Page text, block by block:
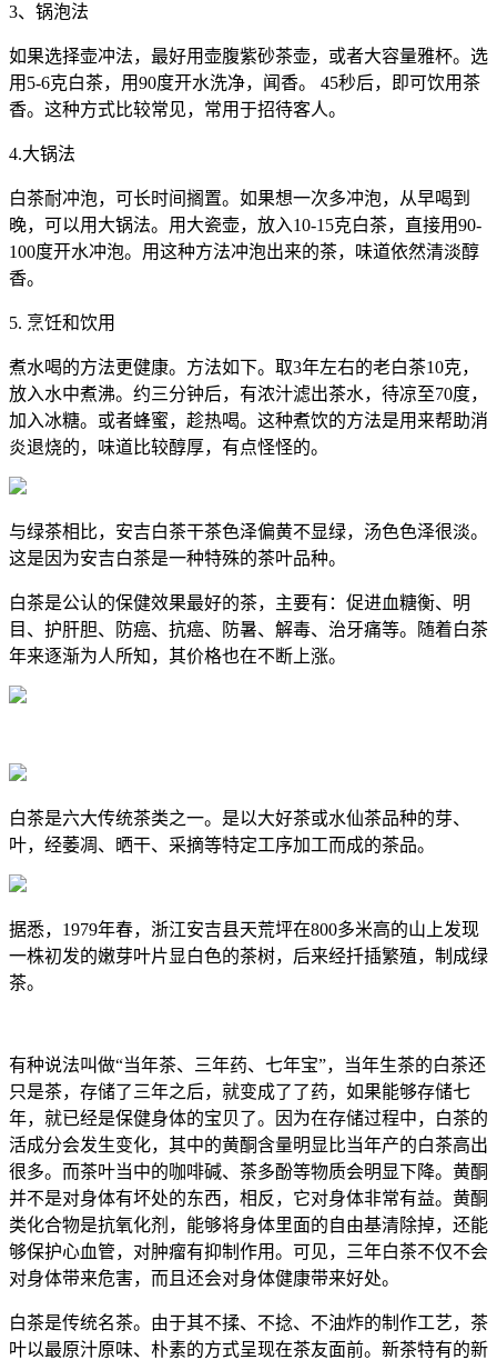
3、锅泡法
如果选择壶冲法，最好用壶腹紫砂茶壶，或者大容量雅杯。选
用5-6克白茶，用90度开水洗净，闻香。 45秒后，即可饮用茶
香。这种方式比较常见，常用于招待客人。
4.大锅法
白茶耐冲泡，可长时间搁置。如果想一次多冲泡，从早喝到
晚，可以用大锅法。用大瓷壶，放入10-15克白茶，直接用90-
100度开水冲泡。用这种方法冲泡出来的茶，味道依然清淡醇
香。
5. 烹饪和饮用
煮水喝的方法更健康。方法如下。取3年左右的老白茶10克，
放入水中煮沸。约三分钟后，有浓汁滤出茶水，待凉至70度，
加入冰糖。或者蜂蜜，趁热喝。这种煮饮的方法是用来帮助消
炎退烧的，味道比较醇厚，有点怪怪的。
与绿茶相比，安吉白茶干茶色泽偏黄不显绿，汤色色泽很淡。
这是因为安吉白茶是一种特殊的茶叶品种。
白茶是公认的保健效果最好的茶，主要有：促进血糖衡、明
目、护肝胆、防癌、抗癌、防暑、解毒、治牙痛等。随着白茶
年来逐渐为人所知，其价格也在不断上涨。
白茶是六大传统茶类之一。是以大好茶或水仙茶品种的芽、
叶，经萎凋、晒干、采摘等特定工序加工而成的茶品。
据悉，1979年春，浙江安吉县天荒坪在800多米高的山上发现
一株初发的嫩芽叶片显白色的茶树，后来经扦插繁殖，制成绿
茶。
有种说法叫做“当年茶、三年药、七年宝”，当年生茶的白茶还
只是茶，存储了三年之后，就变成了了药，如果能够存储七
年，就已经是保健身体的宝贝了。因为在存储过程中，白茶的
活成分会发生变化，其中的黄酮含量明显比当年产的白茶高出
很多。而茶叶当中的咖啡碱、茶多酚等物质会明显下降。黄酮
并不是对身体有坏处的东西，相反，它对身体非常有益。黄酮
类化合物是抗氧化剂，能够将身体里面的自由基清除掉，还能
够保护心血管，对肿瘤有抑制作用。可见，三年白茶不仅不会
对身体带来危害，而且还会对身体健康带来好处。
白茶是传统名茶。由于其不揉、不捻、不油炸的制作工艺，茶
叶以最原汁原味、朴素的方式呈现在茶友面前。新茶特有的新